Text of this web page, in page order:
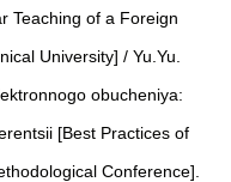
Teaching of a Foreign
University] / Yu.Yu.
obucheniya:
[Best Practices of
Conference].